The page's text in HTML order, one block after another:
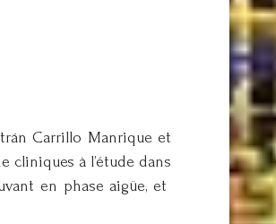
Carrillo Manrique et
cliniques à l’étude dans
en phase aigüe, et